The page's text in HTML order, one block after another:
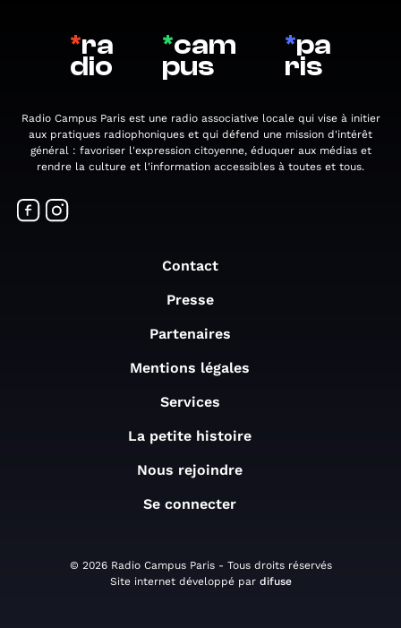
*ra
dio
*cam
pus
*pa
ris
Radio Campus Paris est une radio associative locale qui vise à initier
aux pratiques radiophoniques et qui défend une mission d'intérêt
général : favoriser l'expression citoyenne, éduquer aux médias et
rendre la culture et l'information accessibles à toutes et tous.
Contact
Presse
Partenaires
Mentions légales
Services
La petite histoire
Nous rejoindre
Se connecter
© 2026 Radio Campus Paris - Tous droits réservés
Site internet développé par difuse